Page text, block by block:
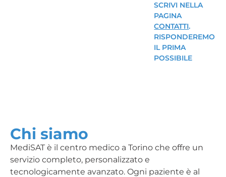
SCRIVI NELLA
PAGINA
CONTATTI.
RISPONDEREMO
IL PRIMA
POSSIBILE
Chi siamo
MediSAT è il centro medico a Torino che offre un
servizio completo, personalizzato e
tecnologicamente avanzato. Ogni paziente è al